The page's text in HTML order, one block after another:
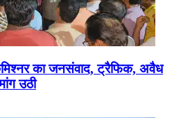
का जनसंवाद, ट्रैफिक, अवैध
उठी